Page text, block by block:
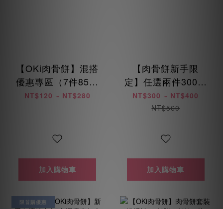
【OKi肉骨餅】混搭
優惠專區（7件85折
/ 14件8折 / 28件75
NT$120 ~ NT$280
加入購物車
【肉骨餅新手限
定】任選兩件300元
起 (每位會員限購乙
次)
NT$300 ~ NT$400
NT$560
加入購物車
限首購優惠